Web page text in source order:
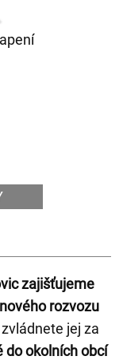
zajišťujeme
rozvozu
zvládnete jej za
do okolních obcí